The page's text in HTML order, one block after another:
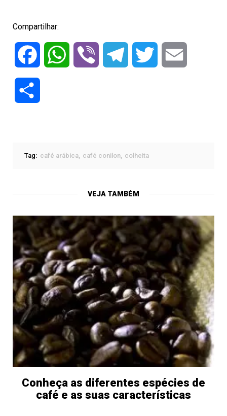
Compartilhar:
Facebook WhatsApp Viber Telegram Twitter
Tag: café arábica café conilon colheita
VEJA TAMBÉM
Conheça as diferentes espécies de
café e as suas características